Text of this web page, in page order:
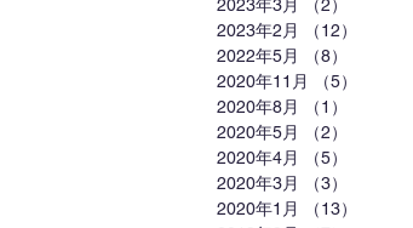
2023年3月
（2）
2023年2月
（12）
2022年5月
（8）
2020年11月
（5）
2020年8月
（1）
2020年5月
（2）
2020年4月
（5）
2020年3月
（3）
2020年1月
（13）